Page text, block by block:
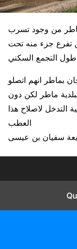
من وجود تسرب
تفرع جزء منه تحت
التجمع السكني
بماطر انهم اتصلو
ماطر لكن دون
التدخل لاصلاح هذا
العطب
سفيان بن عيسى